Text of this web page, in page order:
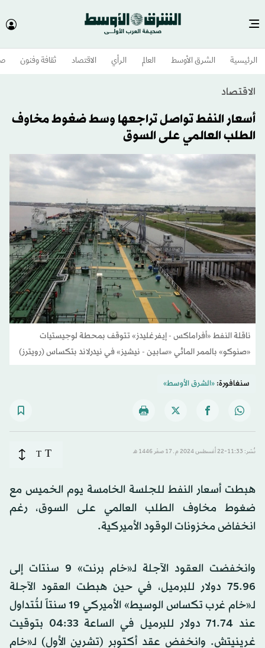
الرئيسية الشرق الأوسط​ العالم الرأي الاقتصاد ثقافة وفنون
الاقتصاد
أسعار النفط تواصل تراجعها وسط ضغوط مخاوف
الطلب العالمي على السوق
ناقلة النفط «أفراماكس - إيفرغليدز» تتوقف بمحطة لوجيستيات
«صنوكو» بالممر المائي «سابين - نيشيز» في نيدرلاند بتكساس (رويترز)
سنغافورة:«الشرق الأوسط»
نُشر: 11:33-22 أغسطس 2024 م ـ 17 صفَر 1446 هـ T
T
هبطت أسعار النفط للجلسة الخامسة يوم الخميس مع
ضغوط مخاوف الطلب العالمي على السوق، رغم
انخفاض مخزونات الوقود الأميركية.
وانخفضت العقود الآجلة لـ«خام برنت» 9 سنتات إلى
75.96 دولار للبرميل، في حين هبطت العقود الآجلة
لـ«خام غرب تكساس الوسيط» الأميركي 19 سنتاً لتُتداول
عند 71.74 دولار للبرميل في الساعة 04:33 بتوقيت
غرينيتش. وانخفض عقد أكتوبر (تشرين الأول) لـ«خام